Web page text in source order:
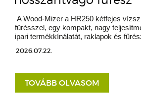
A Wood-Mizer a HR250 kétfejes
fűrésszel, egy kompakt, nagy
ipari termékkínálatát, raklapok és
2026.07.22.
TOVÁBB OLVASOM